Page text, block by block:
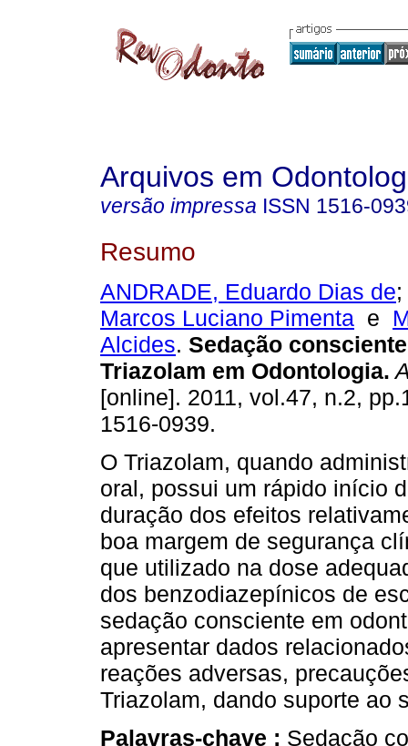
Arquivos em
versão impressa ISSN 1516-
Resumo
ANDRADE, Eduardo Dias de;
Marcos Luciano Pimenta e
Alcides. Sedação
Triazolam em Odontologia.
[online]. 2011, vol.47, n.2,
1516-0939.
O Triazolam, quando
oral, possui um rápido início
duração dos efeitos
boa margem de segurança
que utilizado na dose
dos benzodiazepínicos de
sedação consciente em
apresentar dados
reações adversas,
Triazolam, dando suporte ao
Palavras-chave : Sedação